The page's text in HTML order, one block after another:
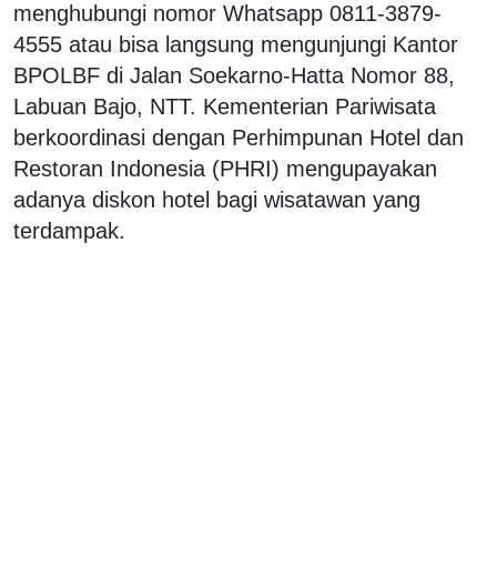
menghubungi nomor Whatsapp 0811-3879-
4555 atau bisa langsung mengunjungi Kantor
BPOLBF di Jalan Soekarno-Hatta Nomor 88,
Labuan Bajo, NTT. Kementerian Pariwisata
berkoordinasi dengan Perhimpunan Hotel dan
Restoran Indonesia (PHRI) mengupayakan
adanya diskon hotel bagi wisatawan yang
terdampak.